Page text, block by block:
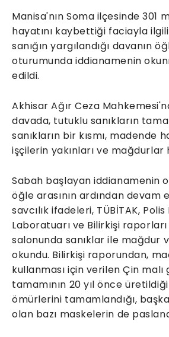
Manisa'nın Soma ilçesinde 301
hayatını kaybettiği faciayla
sanığın yargılandığı davanın
oturumunda iddianamenin
edildi.
Akhisar Ağır Ceza
davada, tutuklu sanıkların
sanıkların bir kısmı, madende
işçilerin yakınları ve mağdurlar
Sabah başlayan iddianamenin
öğle arasının ardından devam
savcılık ifadeleri, TÜBİTAK,
Laboratuarı ve Bilirkişi
salonunda sanıklar ile mağdur
okundu. Bilirkişi raporundan,
kullanması için verilen Çin
tamamının 20 yıl önce
ömürlerini tamamlandığı,
olan bazı maskelerin de